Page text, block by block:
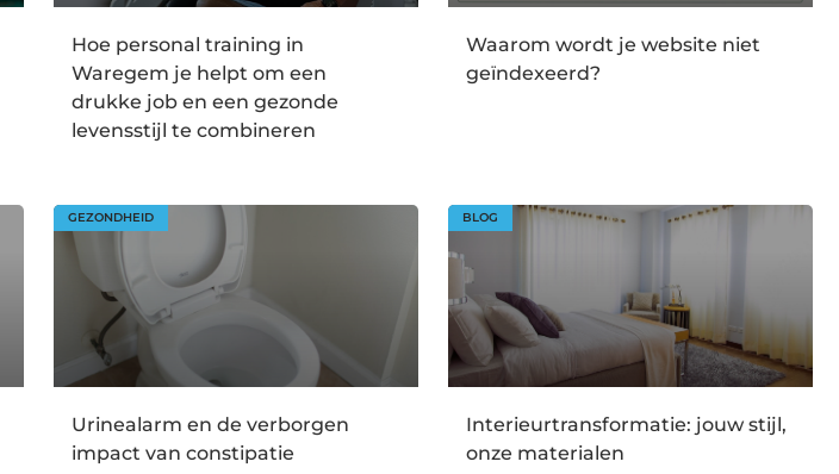
Hoe personal training in
Waregem je helpt om een
drukke job en een gezonde
levensstijl te combineren
Waarom wordt je website niet
geïndexeerd?
GEZONDHEID
Urinealarm en de verborgen
impact van constipatie
BLOG
Interieurtransformatie: jouw stijl,
onze materialen